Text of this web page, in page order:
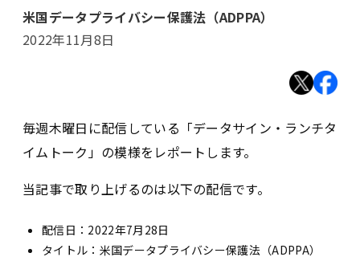
米国データプライバシー保護法（ADPPA）
2022年11月8日
毎週木曜日に配信している「データサイン・ランチタ
イムトーク」の模様をレポートします。
当記事で取り上げるのは以下の配信です。
配信日：2022年7月28日
タイトル：米国データプライバシー保護法（ADPPA）